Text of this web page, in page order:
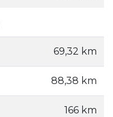
69,32 km
88,38 km
166 km